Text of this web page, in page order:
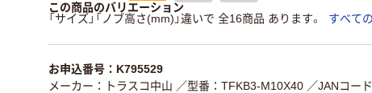
この商品のバリエーション
「サイズ」「ノブ高さ(mm)」違いで 全16商品 あります。
すべて
お申込番号：K795529
メーカー：トラスコ中山 ／型番：TFKB3-M10X40 ／JANコー